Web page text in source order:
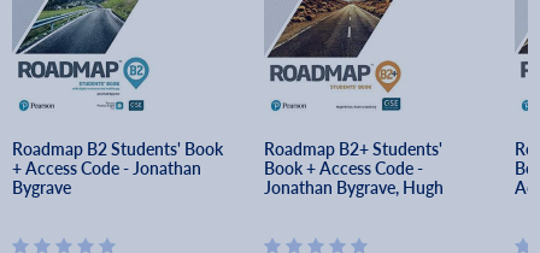
Roadmap B2 Students' Book
+ Access Code - Jonathan
Bygrave
Roadmap B2+ Students'
Book + Access Code -
Jonathan Bygrave, Hugh